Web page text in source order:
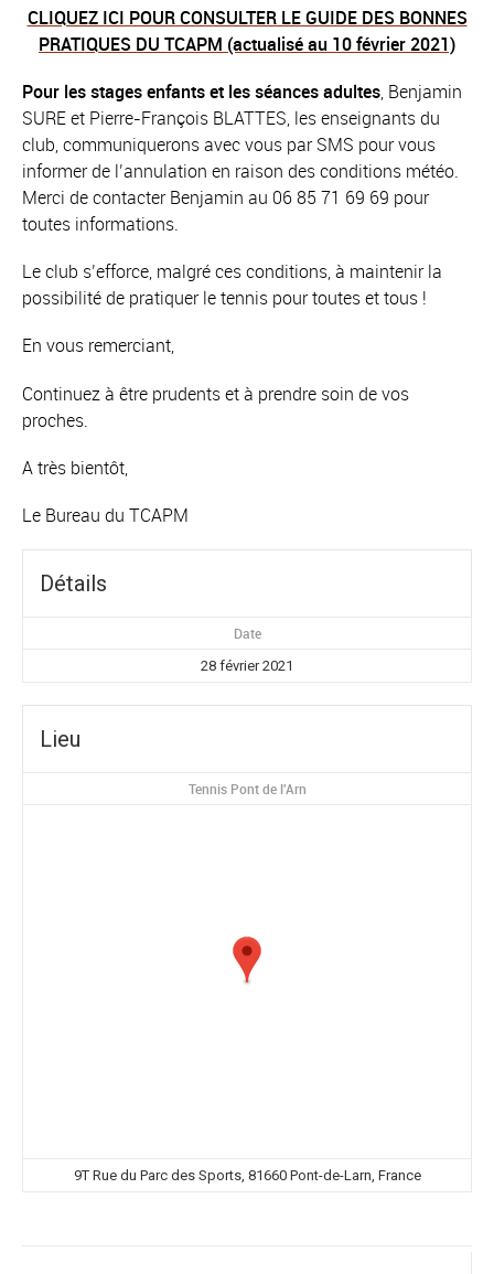
CLIQUEZ ICI POUR CONSULTER LE GUIDE DES BONNES
PRATIQUES DU TCAPM (actualisé au 10 février 2021)
Pour les stages enfants et les séances adultes, Benjamin
SURE et Pierre-François BLATTES, les enseignants du
club, communiquerons avec vous par SMS pour vous
informer de l’annulation en raison des conditions météo.
Merci de contacter Benjamin au 06 85 71 69 69 pour
toutes informations.
Le club s’efforce, malgré ces conditions, à maintenir la
possibilité de pratiquer le tennis pour toutes et tous !
En vous remerciant,
Continuez à être prudents et à prendre soin de vos
proches.
A très bientôt,
Le Bureau du TCAPM
Détails
Date
28 février 2021
Lieu
Tennis Pont de l'Arn
9T Rue du Parc des Sports, 81660 Pont-de-Larn, France